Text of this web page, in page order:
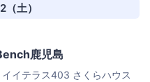
土）
鹿児島
イテラス403 さくらハウス